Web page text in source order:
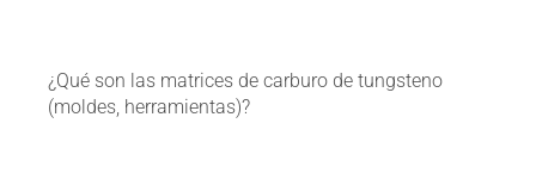
¿Qué son las matrices de carburo de tungsteno
(moldes, herramientas)?